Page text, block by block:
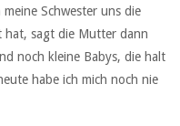
Schwester uns die
hat, sagt die Mutter dann
noch kleine Babys, die halt
habe ich mich noch nie